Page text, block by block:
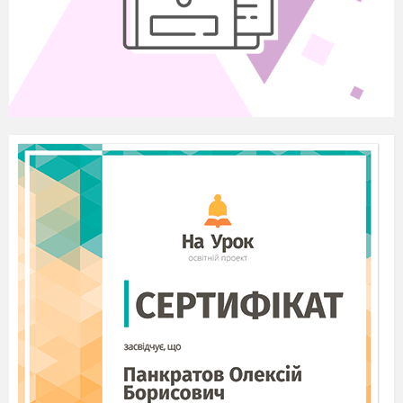
Матусю мила, найрідніша в світі,
Ти наше сонце, щире і ясне.
Ти дбаєш, щоб завжди були ми ситі,
1 вед.
Ти вчиш дітей, виховуєш щоднини,
У світ ведеш і думаєш про всіх.
Найбільше щастя – мати для дитини!
Її любов і ласка, щирий сміх.
2 вед.
відданішого на світі, ніж материнська любов. І
навіть, коли ви робите їй боляче, все одно вона
вас
завжди прощає.
описав російський поет Дмитро Кедрін у вірші-
притчі «Серце матері».